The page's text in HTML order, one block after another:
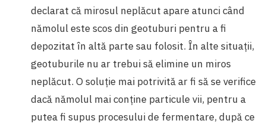
declarat că mirosul neplăcut apare atunci când
nămolul este scos din geotuburi pentru a fi
depozitat în altă parte sau folosit. În alte situații,
geotuburile nu ar trebui să elimine un miros
neplăcut. O soluție mai potrivită ar fi să se verifice
dacă nămolul mai conține particule vii, pentru a
putea fi supus procesului de fermentare, după ce